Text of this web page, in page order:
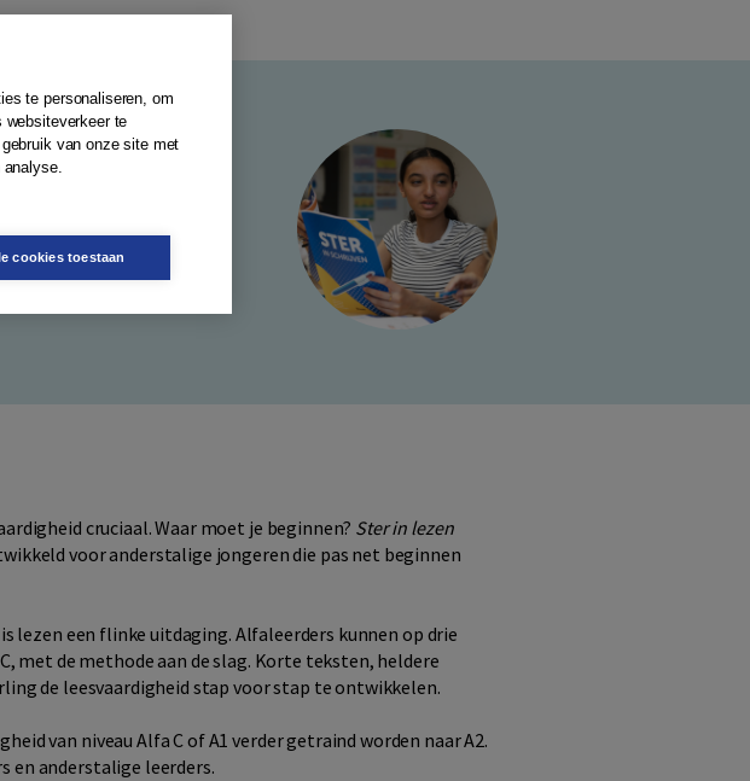
leren bijvoorbeeld
Daarnaast is ruim
langs. Van Alfa
cruciaal. Waar moet je beginnen? Ster in lezen
voor anderstalige jongeren die pas net beginnen
lezen een flinke uitdaging. Alfaleerders kunnen op drie
met de methode aan de slag. Korte teksten, heldere
de leesvaardigheid stap voor stap te ontwikkelen.
van niveau Alfa C of A1 verder getraind worden naar A2.
en anderstalige leerders.
te personaliseren, om
websiteverkeer te
van onze site met
cookies toestaan